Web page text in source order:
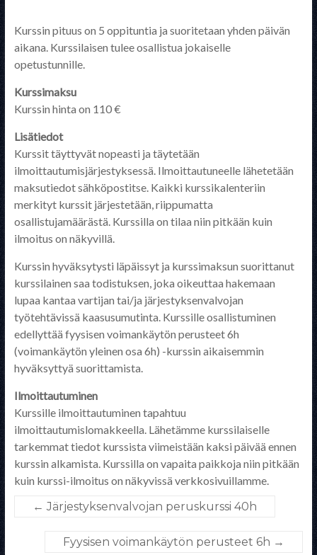
Kurssin pituus on 5 oppituntia ja suoritetaan yhden päivän
aikana. Kurssilaisen tulee osallistua jokaiselle
opetustunnille.
Kurssimaksu
Kurssin hinta on 110 €
Lisätiedot
Kurssit täyttyvät nopeasti ja täytetään
ilmoittautumisjärjestyksessä. Ilmoittautuneelle lähetetään
maksutiedot sähköpostitse. Kaikki kurssikalenteriin
merkityt kurssit järjestetään, riippumatta
osallistujamäärästä. Kurssilla on tilaa niin pitkään kuin
ilmoitus on näkyvillä.
Kurssin hyväksytysti läpäissyt ja kurssimaksun suorittanut
kurssilainen saa todistuksen, joka oikeuttaa hakemaan
lupaa kantaa vartijan tai/ja järjestyksenvalvojan
työtehtävissä kaasusumutinta. Kurssille osallistuminen
edellyttää fyysisen voimankäytön perusteet 6h
(voimankäytön yleinen osa 6h) -kurssin aikaisemmin
hyväksyttyä suorittamista.
Ilmoittautuminen
Kurssille ilmoittautuminen tapahtuu
ilmoittautumislomakkeella. Lähetämme kurssilaiselle
tarkemmat tiedot kurssista viimeistään kaksi päivää ennen
kurssin alkamista. Kurssilla on vapaita paikkoja niin pitkään
kuin kurssi-ilmoitus on näkyvissä verkkosivuillamme.
← Järjestyksenvalvojan peruskurssi 40h
Fyysisen voimankäytön perusteet 6h →